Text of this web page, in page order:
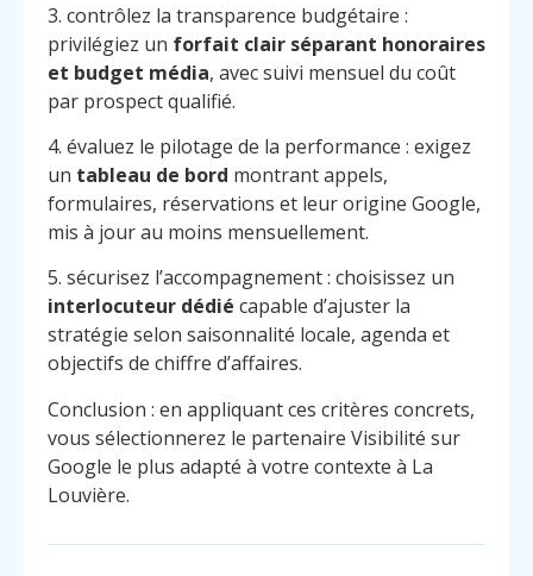
3. contrôlez la transparence budgétaire :
privilégiez un forfait clair séparant honoraires
et budget média, avec suivi mensuel du coût
par prospect qualifié.
4. évaluez le pilotage de la performance : exigez
un tableau de bord montrant appels,
formulaires, réservations et leur origine Google,
mis à jour au moins mensuellement.
5. sécurisez l’accompagnement : choisissez un
interlocuteur dédié capable d’ajuster la
stratégie selon saisonnalité locale, agenda et
objectifs de chiffre d’affaires.
Conclusion : en appliquant ces critères concrets,
vous sélectionnerez le partenaire Visibilité sur
Google le plus adapté à votre contexte à La
Louvière.